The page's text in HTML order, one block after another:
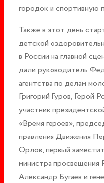
городок и спортивную
Также в этот день
детской
в России на главной
дали руководитель
агентства по делам
Григорий Гуров, Герой
участник
«Время героев»,
правления Движения
Орлов, первый
министра просвещения
Александр Бугаев и